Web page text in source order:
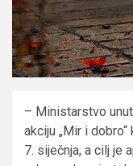
– Ministarstvo
akciju „Mir i
7. siječnja, a cilj je